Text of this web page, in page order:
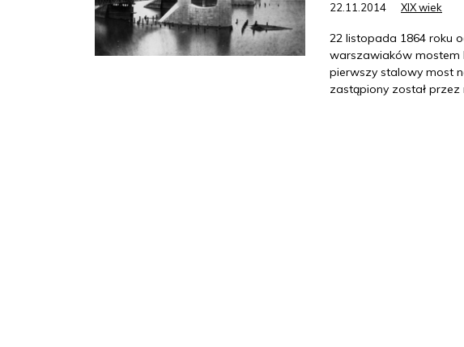
22.11.2014 XIX wiek
22 listopada 1864 roku
warszawiaków mostem
pierwszy stalowy most
zastąpiony został